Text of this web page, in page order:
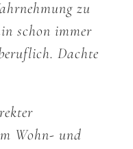
zu
schon immer
Dachte
Wohn- und